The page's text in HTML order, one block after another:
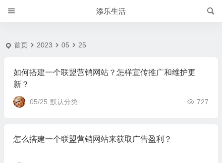
添乐生活
首页 2023 05 25
如何搭建一个联盟营销网站？怎样宣传推广和维护更
新？
05/25 默认分类 727
怎么搭建一个联盟营销网站来获取广告盈利？